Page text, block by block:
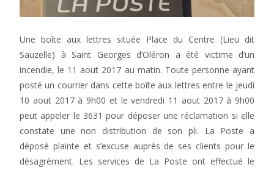
Une boîte aux lettres située Place du Centre (Lieu dit
Sauzelle) à Saint Georges d’Oléron a été victime d’un
incendie, le 11 aout 2017 au matin. Toute personne ayant
posté un courrier dans cette boîte aux lettres entre le jeudi
10 aout 2017 à 9h00 et le vendredi 11 aout 2017 à 9h00
peut appeler le 3631 pour déposer une réclamation si elle
constate une non distribution de son pli. La Poste a
déposé plainte et s’excuse auprès de ses clients pour le
désagrément. Les services de La Poste ont effectué le